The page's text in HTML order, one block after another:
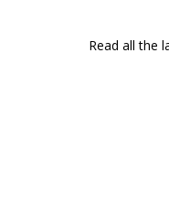
Read all the